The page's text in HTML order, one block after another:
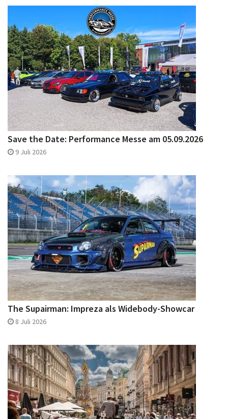
Save the Date: Performance Messe am 05.09.2026
9 Juli 2026
The Supairman: Impreza als Widebody-Showcar
8 Juli 2026